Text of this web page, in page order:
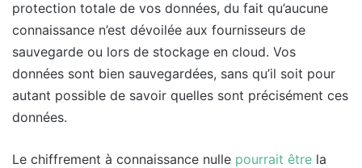
protection totale de vos données, du fait qu’aucune
connaissance n’est dévoilée aux fournisseurs de
sauvegarde ou lors de stockage en cloud. Vos
données sont bien sauvegardées, sans qu’il soit pour
autant possible de savoir quelles sont précisément ces
données.
Le chiffrement à connaissance nulle pourrait être la